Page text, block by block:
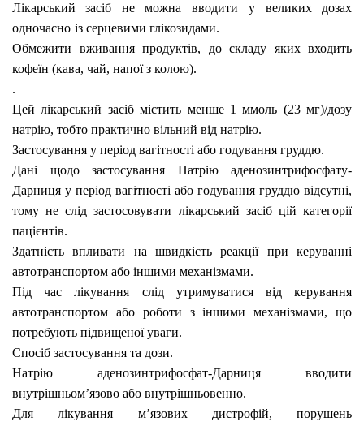
Лікарський засіб
не можна вводити у
великих дозах
одночасно із серцевими глікозидами.
Обмежити вживання продуктів, до складу яких входить
кофеїн (кава, чай, напої з колою).
.
Цей лікарський засіб містить менше 1 ммоль (23 мг)/дозу
натрію, тобто практично вільний від натрію.
Застосування у період вагітності або годування груддю.
Дані щодо застосування Натрію аденозинтрифосфату-
Дарниця у період вагітності або годування груддю відсутні,
тому не слід застосовувати лікарський засіб цій категорії
пацієнтів.
Здатність впливати на швидкість реакції при керуванні
автотранспортом або іншими механізмами.
Під час лікування слід утримуватися від керування
автотранспортом або роботи з іншими механізмами, що
потребують підвищеної уваги.
Спосіб застосування та дози.
Натрію аденозинтрифосфат-Дарниця вводити
внутрішньом’язово або внутрішньовенно.
Для лікування м’язових дистрофій, порушень